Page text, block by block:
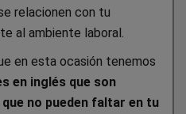
relacionen con tu
al ambiente laboral.
en esta ocasión tenemos
en inglés que son
no pueden faltar en tu